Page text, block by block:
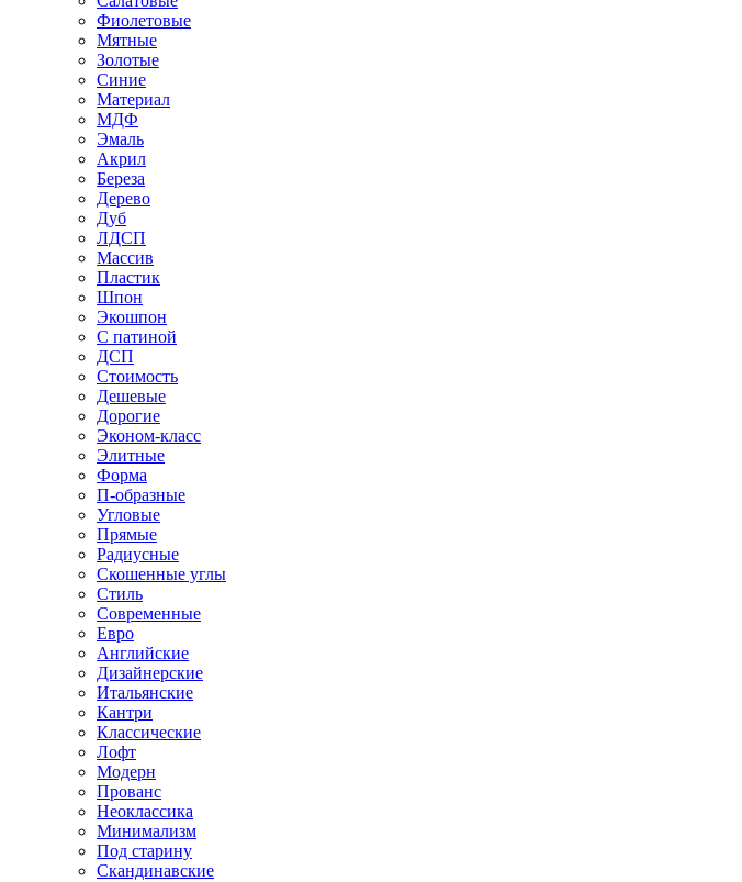
Фиолетовые
Мятные
Золотые
Синие
Материал
МДФ
Эмаль
Акрил
Береза
Дерево
Дуб
ЛДСП
Массив
Пластик
Шпон
Экошпон
С патиной
ДСП
Стоимость
Дешевые
Дорогие
Эконом-класс
Элитные
Форма
П-образные
Угловые
Прямые
Радиусные
Скошенные углы
Стиль
Современные
Евро
Английские
Дизайнерские
Итальянские
Кантри
Классические
Лофт
Модерн
Прованс
Неоклассика
Минимализм
Под старину
Скандинавские